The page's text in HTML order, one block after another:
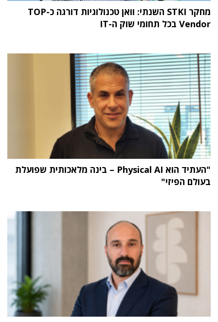
מחקר STKI השנתי: וואן טכנולוגיות דורגה כ-TOP
Vendor בכל תחומי שוק ה-IT
"העתיד הוא Physical AI – בינה מלאכותית שפועלת
בעולם הפיזי"